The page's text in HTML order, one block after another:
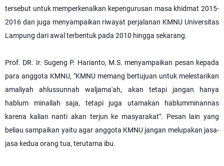
tersebut untuk memperkenalkan kepengurusan masa khidmat 2015-
2016 dan juga menyampaikan riwayat perjalanan KMNU Universitas
Lampung dari awal terbentuk pada 2010 hingga sekarang.
Prof. DR. Ir. Sugeng P. Harianto, M.S. menyampaikan pesan kepada
para anggota KMNU, "KMNU memang bertujuan untuk melestarikan
amaliyah ahlussunnah waljama'ah, akan tetapi jangan hanya
hablum minallah saja, tetapi juga utamakan hablumminannas
karena kalian nanti akan terjun ke masyarakat". Pesan lain yang
beliau sampaikan yaitu agar anggota KMNU jangan melupakan jasa-
jasa kedua orang tua, terutama ibu.